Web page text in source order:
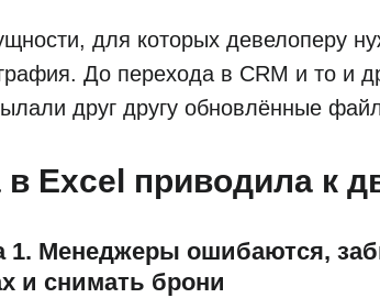
для которых девелоперу
До перехода в CRM и то и
друг другу обновлённые
в Excel приводила к
1. Менеджеры ошибаются,
и снимать брони